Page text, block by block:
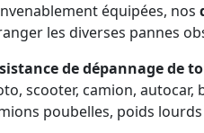
équipées, nos
les diverses pannes
de dépannage de
scooter, camion,
poubelles, poids